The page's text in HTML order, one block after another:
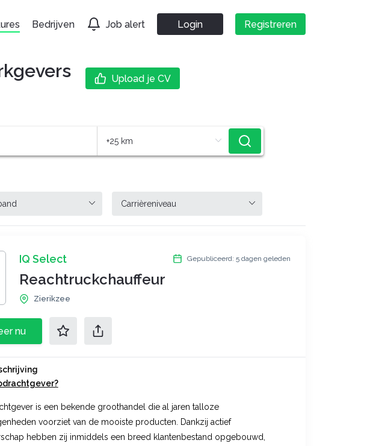
Bedrijven Job alert Login Registreren
Upload je CV
IQ Select Gepubliceerd: 5 dagen geleden
Reachtruckchauffeur
Zierikzee
nu
is een bekende groothandel die al jaren talloze
voorziet van de mooiste producten. Dankzij actief
hebben zij inmiddels een breed klantenbestand opgebouwd,